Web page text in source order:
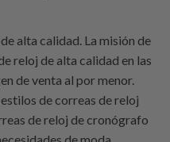
alta calidad. La misión de
reloj de alta calidad en las
de venta al por menor.
de correas de reloj
de reloj de cronógrafo